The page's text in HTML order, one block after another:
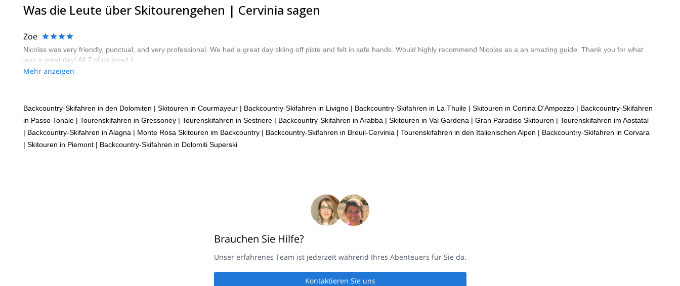
Was die Leute über Skitourengehen | Cervinia sagen
Zoe
Nicolas was very friendly, punctual, and very professional. We had a great day skiing off piste and felt in safe hands. Would highly recommend Nicolas as a an amazing guide. Thank you for what
was a great day! All 7 of us loved it.
Mehr anzeigen
Backcountry-Skifahren in den Dolomiten | Skitouren in Courmayeur | Backcountry-Skifahren in Livigno | Backcountry-Skifahren in La Thuile | Skitouren in Cortina D’Ampezzo | Backcountry-Skifahren
in Passo Tonale | Tourenskifahren in Gressoney | Tourenskifahren in Sestriere | Backcountry-Skifahren in Arabba | Skitouren in Val Gardena | Gran Paradiso Skitouren | Tourenskifahren im Aostatal
| Backcountry-Skifahren in Alagna | Monte Rosa Skitouren im Backcountry | Backcountry-Skifahren in Breuil-Cervinia | Tourenskifahren in den Italienischen Alpen | Backcountry-Skifahren in Corvara
| Skitouren in Piemont | Backcountry-Skifahren in Dolomiti Superski
Brauchen Sie Hilfe?
Unser erfahrenes Team ist jederzeit während Ihres Abenteuers für Sie da.
Kontaktieren Sie uns